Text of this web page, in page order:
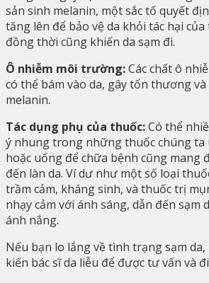
sản sinh melanin, một sắc tố quyết
tăng lên để bảo vệ da khỏi tác hại
đồng thời cũng khiến da sạm đi.
Ô nhiễm môi trường:Các chất ô
có thể bám vào da, gây tổn thương
melanin.
Tác dụng phụ của thuốc:Có thể
ý nhung trong những thuốc chúng ta
hoặc uống để chữa bệnh cũng mang
đến làn da. Ví dư như một số loại
trầm cảm, kháng sinh, và thuốc trị
nhạy cảm với ánh sáng, dẫn đến sạm
ánh nắng.
Nếu bạn lo lắng về tình trạng sạm
kiến bác sĩ da liễu để được tư vấn và